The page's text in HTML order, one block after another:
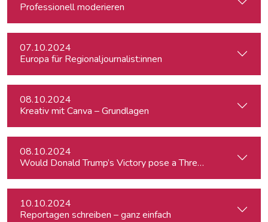
Professionell moderieren
07.10.2024
Europa für Regionaljournalist:innen
08.10.2024
Kreativ mit Canva – Grundlagen
08.10.2024
Would Donald Trump’s Victory pose a Threat to Press
10.10.2024
Reportagen schreiben – ganz einfach